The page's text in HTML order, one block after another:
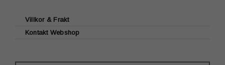
Villkor & Frakt
Kontakt Webshop